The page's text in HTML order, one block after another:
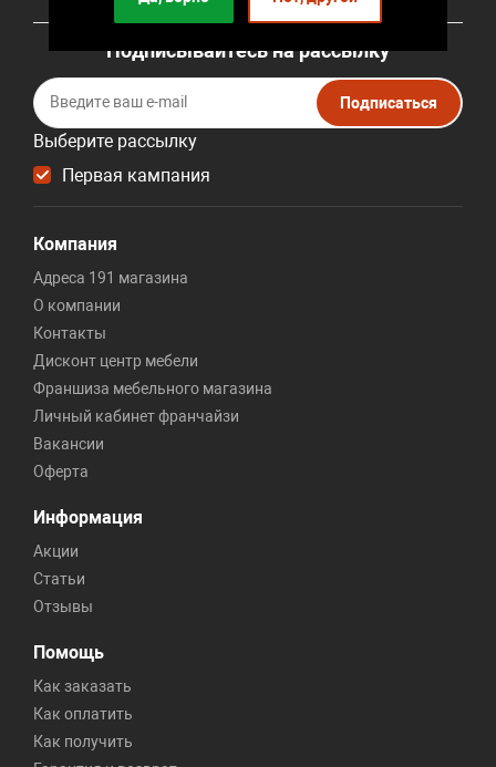
Подписывайтесь на рассылку
Выберите рассылку
Первая кампания
Подписаться
Компания
Адреса 191 магазина
О компании
Контакты
Дисконт центр мебели
Франшиза мебельного магазина
Личный кабинет франчайзи
Вакансии
Оферта
Информация
Акции
Статьи
Отзывы
Помощь
Как заказать
Как оплатить
Как получить